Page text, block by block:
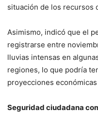
situación de los recursos
Asimismo, indicó que el
registrarse entre
lluvias intensas en
regiones, lo que podría
proyecciones
Seguridad ciudadana